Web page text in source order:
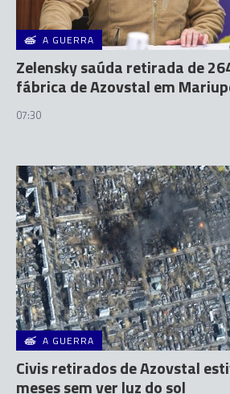
A GUERRA
Zelensky saúda retirada de
fábrica de Azovstal em
07:30
A GUERRA
Civis retirados de Azovstal
meses sem ver luz do sol